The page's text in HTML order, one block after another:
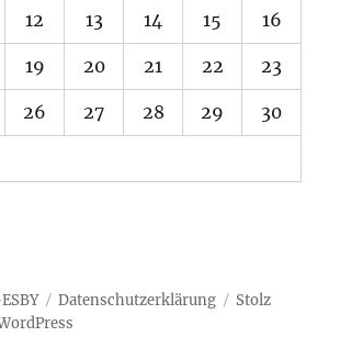
12 13 14 15 16
19 20 21 22 23
26 27 28 29 30
Datenschutzerklärung
Stolz